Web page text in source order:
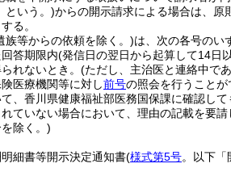
という。)からの開示請求による場合は、原
る。
族等からの依頼を除く。)は、次の各号のい
答期限内(発信日の翌日から起算して14日
れないとき。 (ただし、主治医と連絡中で
医療機関等に対し前号の照会を行うことが
、香川県健康福祉部医務国保課に確認し
ていない場合において、理由の記載を要請
除く。)
細書等開示決定通知書(様式第5号。以下「